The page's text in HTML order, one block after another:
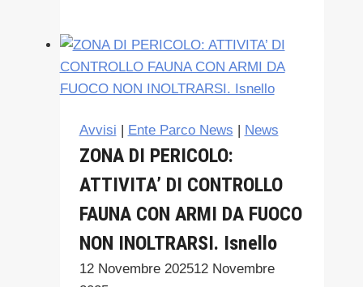
la
Madonie
Geopark
Avvisi | Ente Parco News | News
ZONA DI PERICOLO:
ATTIVITA’ DI CONTROLLO
FAUNA CON ARMI DA FUOCO
NON INOLTRARSI. Isnello
12 Novembre 202512 Novembre